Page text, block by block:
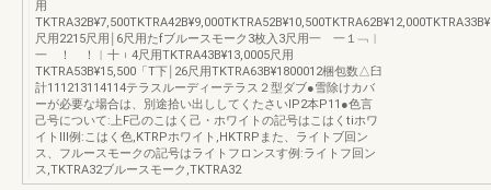
用
尺用2215尺用￨6尺用たfブルースモーク3枚入3尺用一 一１﹁︱
一 ！ ！︱十︲4尺用TKTRA43B¥13,0005尺用
TKTRA53B¥15,500「T下￨26尺用TKTRA63B¥1800012梱包数△臼
計111213114114テラスルーディーテラス２型ダブ●雪除けカバ
ーが必要な場合は、別途拾い出ししてくたさいIP2本P11●色言
己号について:上F己のこはく己・ホワイトの記号はこはくtiホワ
イトⅢ例:こはく色,KTRPホワイト,HKTRPまた、ライトブ回ン
ス、フルースモークの記号はライトフロンスす例:ライトフ回ン
ス,TKTRA32ブルースモーク,TKTRA32